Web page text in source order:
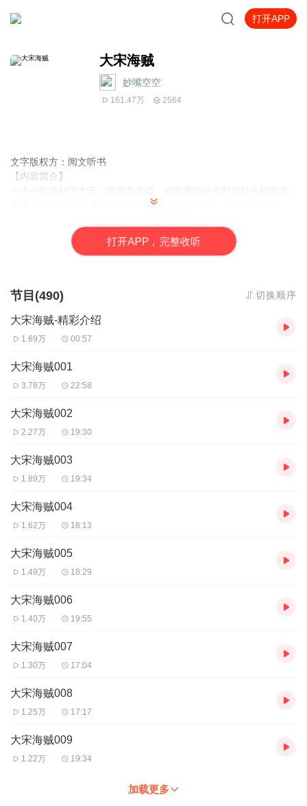
打开APP
大宋海贼
妙嘴空空
161.47万 2564
文字版权方：阅文听书
【内容简介】
变呢？ 这是一部波澜壮阔的大宋海贼王的奋斗史，东上袭扰扶桑、
蹄践踏中原之时，他又该何去何从呢？
主播：妙嘴空空
【购买须知】
1、本作品为付费有声书，前76集为免费试听，购买成功后，即可收
2、版权归原作者所有，严禁翻录成任何形式，严禁在任何第三方平
打开APP，完整收听
节目(490) 切换顺序
大宋海贼-精彩介绍
1.69万 00:57
大宋海贼001
3.78万 22:58
大宋海贼002
2.27万 19:30
大宋海贼003
1.89万 19:34
大宋海贼004
1.62万 18:13
大宋海贼005
1.49万 18:29
大宋海贼006
1.40万 19:55
大宋海贼007
1.30万 17:04
大宋海贼008
1.25万 17:17
大宋海贼009
1.22万 19:34
加载更多